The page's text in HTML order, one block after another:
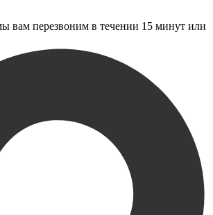
вам перезвоним в течении 15 минут или